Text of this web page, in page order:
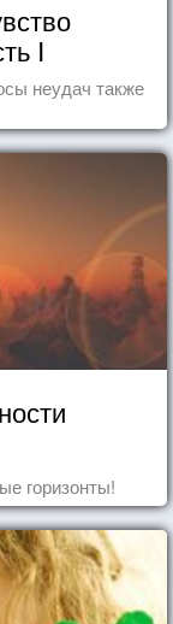
I
неудач также
горизонты!